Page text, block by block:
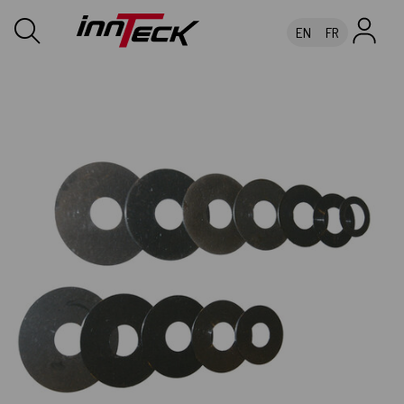
EN FR